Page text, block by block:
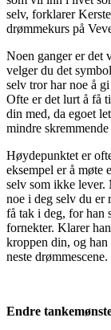
selv, forklarer
drømmekurs på
Noen ganger er det
velger du det
selv tror har noe å
Ofte er det lurt å få
din med, da egoet
mindre
Høydepunktet er
eksempel er å møte
selv som ikke
noe i deg selv du er
få tak i deg, for han
fornekter. Klarer
kroppen din, og
neste drømmescene.
Endre